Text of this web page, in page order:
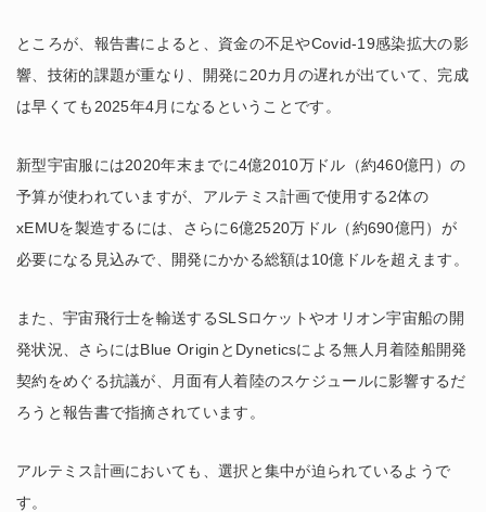
ところが、報告書によると、資金の不足やCovid-19感染拡大の影
響、技術的課題が重なり、開発に20カ月の遅れが出ていて、完成
は早くても2025年4月になるということです。
新型宇宙服には2020年末までに4億2010万ドル（約460億円）の
予算が使われていますが、アルテミス計画で使用する2体の
xEMUを製造するには、さらに6億2520万ドル（約690億円）が
必要になる見込みで、開発にかかる総額は10億ドルを超えます。
また、宇宙飛行士を輸送するSLSロケットやオリオン宇宙船の開
発状況、さらにはBlue OriginとDyneticsによる無人月着陸船開発
契約をめぐる抗議が、月面有人着陸のスケジュールに影響するだ
ろうと報告書で指摘されています。
アルテミス計画においても、選択と集中が迫られているようで
す。